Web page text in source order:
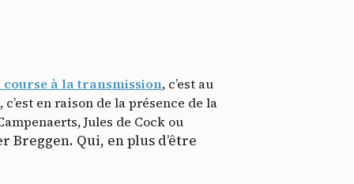
à la transmission, c’est au
en raison de la présence de la
Jules de Cock ou
Breggen. Qui, en plus d’être